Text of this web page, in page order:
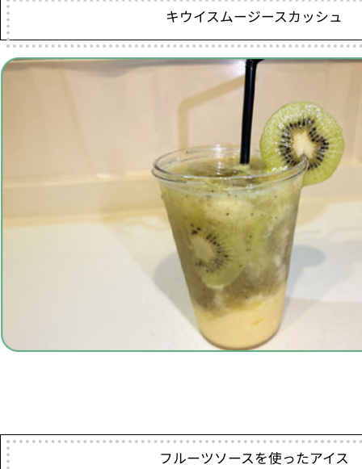
キウイスムージースカッシュ
フルーツソースを使ったアイス